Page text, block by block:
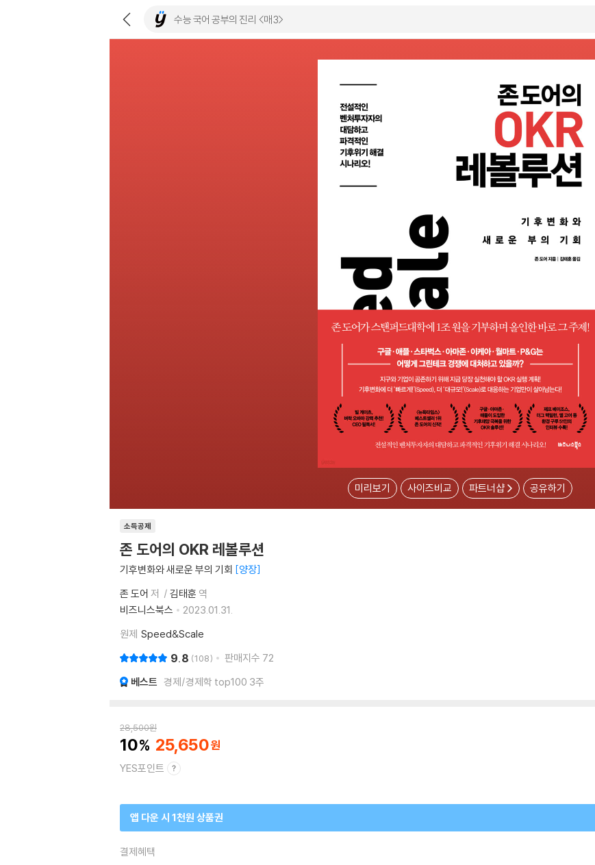
미리보기 사이즈비교 파트너샵 공유하기
소득공제
존 도어의 OKR 레볼루션
기후변화와 새로운 부의 기회 양장
존 도어 저 김태훈 역
비즈니스북스
2023.01.31.
원제 Speed&Scale
9.8 108 판매지수 72
베스트 경제/경제학 top100 3주
28,500원
10 25,650
YES포인트
앱 다운 시 1천원 상품권
결제혜택